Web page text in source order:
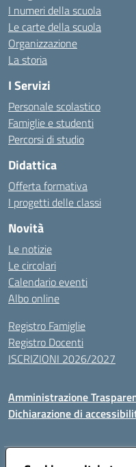
I numeri della scuola
Le carte della scuola
Organizzazione
La storia
I Servizi
Personale scolastico
Famiglie e studenti
Percorsi di studio
Didattica
Offerta formativa
I progetti delle classi
Novità
Le notizie
Le circolari
Calendario eventi
Albo online
Registro Famiglie
Registro Docenti
ISCRIZIONI 2026/2027
Amministrazione
Dichiarazione di